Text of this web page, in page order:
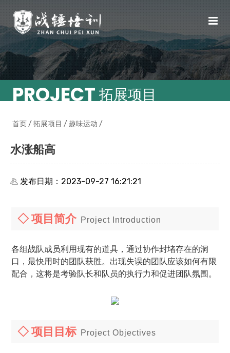
PROJECT拓展项目
首页/ 拓展项目 / 趣味运动 /
水涨船高
发布日期：2023-09-27 16:21:21
◇ 项目简介 Project Introduction
各组战队成员利用现有的道具，通过协作封堵存在的洞
口，最快用时的团队获胜。出现失误的团队应该如何有限
配合，这将是考验队长和队员的执行力和促进团队氛围。
◇ 项目目标 Project Objectives